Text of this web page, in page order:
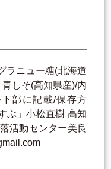
ラニュー糖(北海道
しそ(高知県産)/内
部に記載/保存方
ぶ」小松直樹 高知
活動センター美良